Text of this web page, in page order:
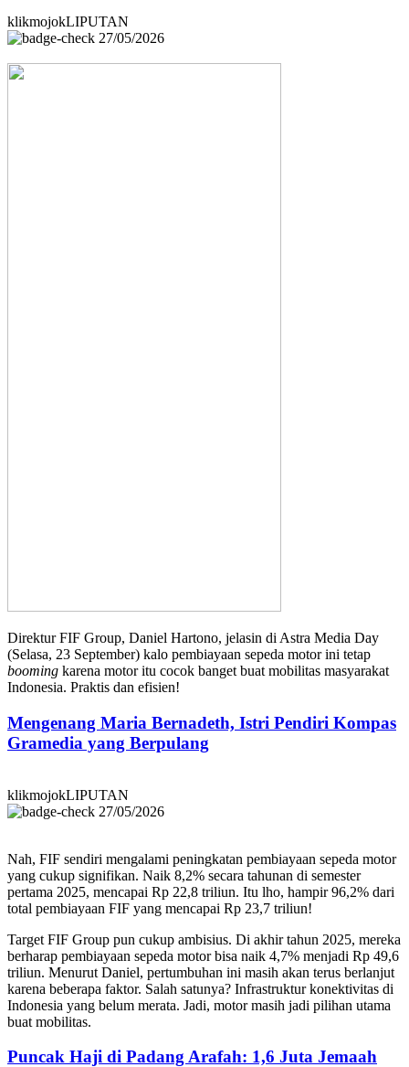
klikmojokLIPUTAN
27/05/2026
Direktur FIF Group, Daniel Hartono, jelasin di Astra Media Day
(Selasa, 23 September) kalo pembiayaan sepeda motor ini tetap
booming karena motor itu cocok banget buat mobilitas masyarakat
Indonesia. Praktis dan efisien!
Mengenang Maria Bernadeth, Istri Pendiri Kompas
Gramedia yang Berpulang
klikmojokLIPUTAN
27/05/2026
Nah, FIF sendiri mengalami peningkatan pembiayaan sepeda motor
yang cukup signifikan. Naik 8,2% secara tahunan di semester
pertama 2025, mencapai Rp 22,8 triliun. Itu lho, hampir 96,2% dari
total pembiayaan FIF yang mencapai Rp 23,7 triliun!
Target FIF Group pun cukup ambisius. Di akhir tahun 2025, mereka
berharap pembiayaan sepeda motor bisa naik 4,7% menjadi Rp 49,6
triliun. Menurut Daniel, pertumbuhan ini masih akan terus berlanjut
karena beberapa faktor. Salah satunya? Infrastruktur konektivitas di
Indonesia yang belum merata. Jadi, motor masih jadi pilihan utama
buat mobilitas.
Puncak Haji di Padang Arafah: 1,6 Juta Jemaah